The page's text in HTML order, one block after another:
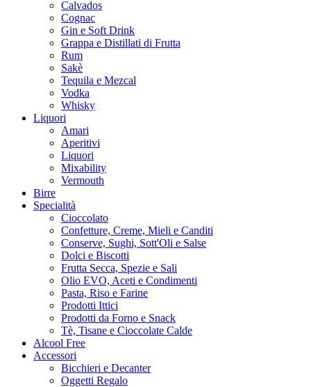
Calvados
Cognac
Gin e Soft Drink
Grappa e Distillati di Frutta
Rum
Sakè
Tequila e Mezcal
Vodka
Whisky
Liquori
Amari
Aperitivi
Liquori
Mixability
Vermouth
Birre
Specialità
Cioccolato
Confetture, Creme, Mieli e Canditi
Conserve, Sughi, Sott'Oli e Salse
Dolci e Biscotti
Frutta Secca, Spezie e Sali
Olio EVO, Aceti e Condimenti
Pasta, Riso e Farine
Prodotti Ittici
Prodotti da Forno e Snack
Tè, Tisane e Cioccolate Calde
Alcool Free
Accessori
Bicchieri e Decanter
Oggetti Regalo